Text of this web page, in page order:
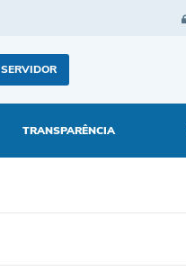
SERVIDOR
TRANSPARÊNCIA